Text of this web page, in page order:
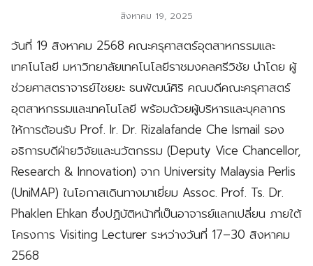
สิงหาคม 19, 2025
วันที่ 19 สิงหาคม 2568 คณะครุศาสตร์อุตสาหกรรมและ
เทคโนโลยี มหาวิทยาลัยเทคโนโลยีราชมงคลศรีวิชัย นำโดย ผู้
ช่วยศาสตราจารย์ไชยยะ ธนพัฒน์ศิริ คณบดีคณะครุศาสตร์
อุตสาหกรรมและเทคโนโลยี พร้อมด้วยผู้บริหารและบุคลากร
ให้การต้อนรับ Prof. Ir. Dr. Rizalafande Che Ismail รอง
อธิการบดีฝ่ายวิจัยและนวัตกรรม (Deputy Vice Chancellor,
Research & Innovation) จาก University Malaysia Perlis
(UniMAP) ในโอกาสเดินทางมาเยี่ยม Assoc. Prof. Ts. Dr.
Phaklen Ehkan ซึ่งปฏิบัติหน้าที่เป็นอาจารย์แลกเปลี่ยน ภายใต้
โครงการ Visiting Lecturer ระหว่างวันที่ 17–30 สิงหาคม
2568